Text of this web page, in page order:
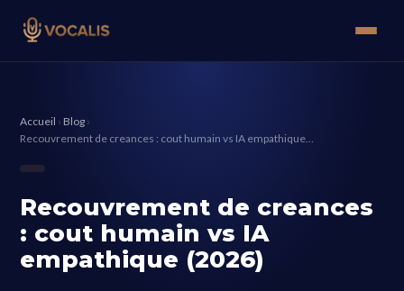
Accueil › Blog ›
Recouvrement de creances : cout humain vs IA empathique…
Recouvrement de creances
: cout humain vs IA
empathique (2026)